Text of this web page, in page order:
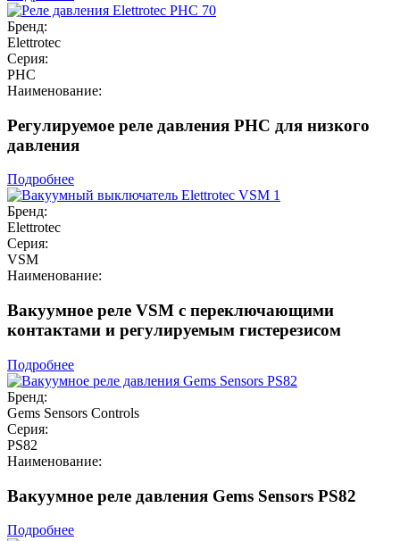
Бренд:
Elettrotec
Серия:
PHC
Наименование:
Регулируемое реле давления PHC для низкого
давления
Подробнее
Бренд:
Elettrotec
Серия:
VSM
Наименование:
Вакуумное реле VSM с переключающими
контактами и регулируемым гистерезисом
Подробнее
Бренд:
Gems Sensors Controls
Серия:
PS82
Наименование:
Вакуумное реле давления Gems Sensors PS82
Подробнее